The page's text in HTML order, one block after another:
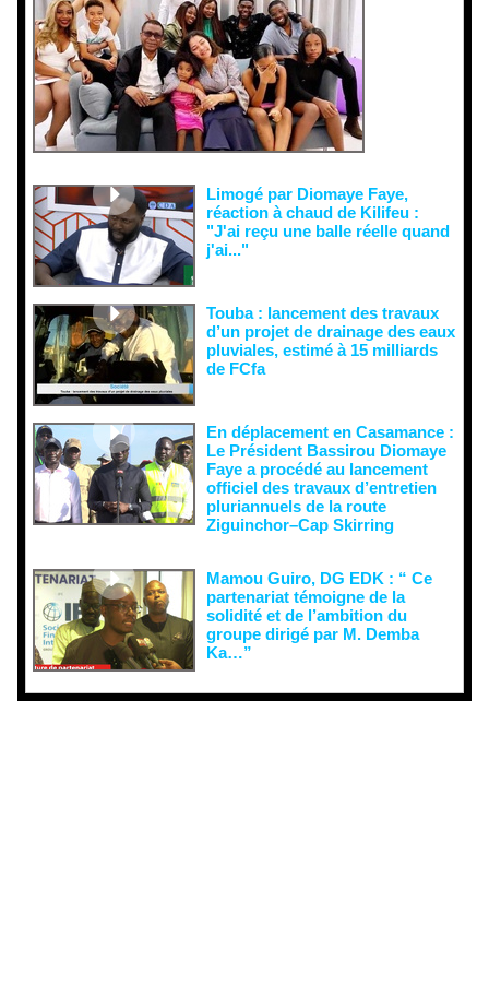
Limogé par Diomaye Faye,
réaction à chaud de Kilifeu :
"J'ai reçu une balle réelle quand
j'ai..."
Touba : lancement des travaux
d’un projet de drainage des eaux
pluviales, estimé à 15 milliards
de FCfa ‎
En déplacement en Casamance :
Le Président Bassirou Diomaye
Faye a procédé au lancement
officiel des travaux d’entretien
pluriannuels de la route
Ziguinchor–Cap Skirring
Mamou Guiro, DG EDK : “ Ce
partenariat témoigne de la
solidité et de l’ambition du
groupe dirigé par M. Demba
Ka…”